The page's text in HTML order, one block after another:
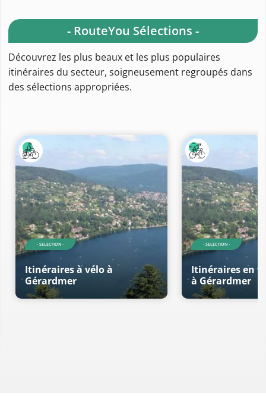
- RouteYou Sélections -
Découvrez les plus beaux et les plus populaires
itinéraires du secteur, soigneusement regroupés dans
des sélections appropriées.
- SELECTION -
Itinéraires à vélo à
Gérardmer
- SELECTION -
Itinéraires en
à Gérardmer